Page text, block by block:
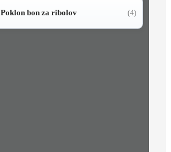
Poklon bon za ribolov (4)